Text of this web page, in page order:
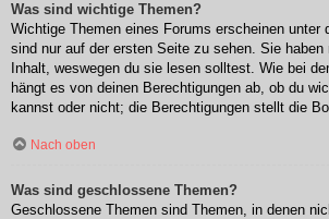
Was sind wichtige Themen?
Wichtige Themen eines Forums erscheinen unter
sind nur auf der ersten Seite zu sehen. Sie
Inhalt, weswegen du sie lesen solltest. Wie bei
hängt es von deinen Berechtigungen ab, ob du
kannst oder nicht; die Berechtigungen stellt die
Nach oben
Was sind geschlossene Themen?
Geschlossene Themen sind Themen, in denen